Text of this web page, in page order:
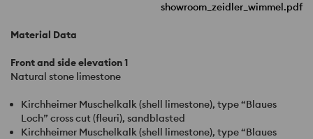
showroom_zeidler_wimmel.pdf
Material Data
Front and side elevation 1
Natural stone limestone
Kirchheimer Muschelkalk (shell limestone), type “Blaues
Loch” cross cut (fleuri), sandblasted
Kirchheimer Muschelkalk (shell limestone), type “Blaues